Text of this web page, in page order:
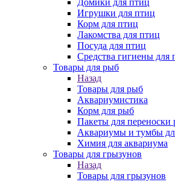
Домики для птиц
Игрушки для птиц
Корм для птиц
Лакомства для птиц
Посуда для птиц
Средства гигиены для
Товары для рыб
Назад
Товары для рыб
Аквариумистика
Корм для рыб
Пакеты для переноски
Аквариумы и тумбы
Химия для аквариума
Товары для грызунов
Назад
Товары для грызунов